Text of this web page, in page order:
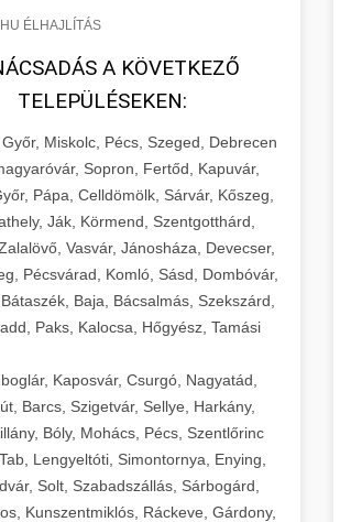
ÉLHAJLÍTÁS
A KÖVETKEZŐ
TELEPÜLÉSEKEN:
Miskolc, Pécs, Szeged, Debrecen
Sopron, Fertőd, Kapuvár,
Pápa, Celldömölk, Sárvár, Kőszeg,
Ják, Körmend, Szentgotthárd,
Vasvár, Jánosháza, Devecser,
Pécsvárad, Komló, Sásd, Dombóvár,
Baja, Bácsalmás, Szekszárd,
Paks, Kalocsa, Hőgyész, Tamási
Kaposvár, Csurgó, Nagyatád,
Barcs, Szigetvár, Sellye, Harkány,
Bóly, Mohács, Pécs, Szentlőrinc
Lengyeltóti, Simontornya, Enying,
Solt, Szabadszállás, Sárbogárd,
Kunszentmiklós, Ráckeve, Gárdony,